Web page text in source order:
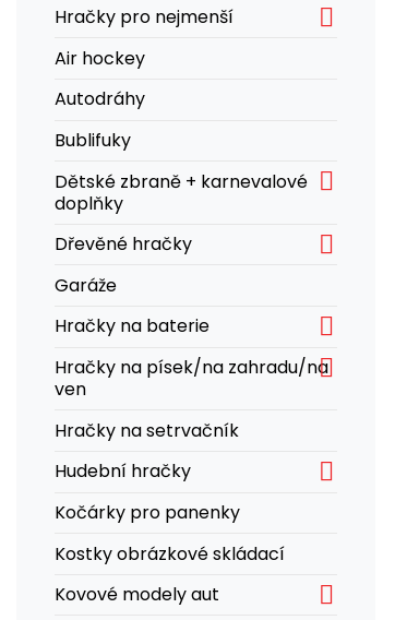
Hračky pro nejmenší

Air hockey
Autodráhy
Bublifuky
Dětské zbraně + karnevalové
doplňky

Dřevěné hračky 
Garáže
Hračky na baterie

Hračky na písek/na zahradu/na
ven

Hračky na setrvačník
Hudební hračky

Kočárky pro panenky
Kostky obrázkové skládací
Kovové modely aut
